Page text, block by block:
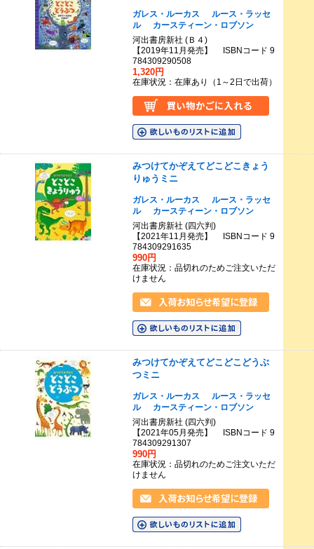
ガレス・ルーカス
ルース・ラッセ
ル
カースティーン・ロブソン
河出書房新社 (Ｂ４)
【2019年11月発売】 ISBNコード 9
784309290508
1,320円
在庫状況：在庫あり（1～2日で出荷）
みつけてかぞえてどこどこきょう
りゅうミニ
ガレス・ルーカス
ルース・ラッセ
ル
カースティーン・ロブソン
河出書房新社 (四六判)
【2021年11月発売】 ISBNコード 9
784309291635
990円
在庫状況：品切れのためご注文いただ
けません
みつけてかぞえてどこどこどうぶ
つミニ
ガレス・ルーカス
ルース・ラッセ
ル
カースティーン・ロブソン
河出書房新社 (四六判)
【2021年05月発売】 ISBNコード 9
784309291307
990円
在庫状況：品切れのためご注文いただ
けません